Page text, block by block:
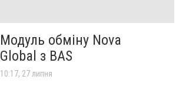
Модуль обміну Nova
Global з BAS
10:17, 27 липня